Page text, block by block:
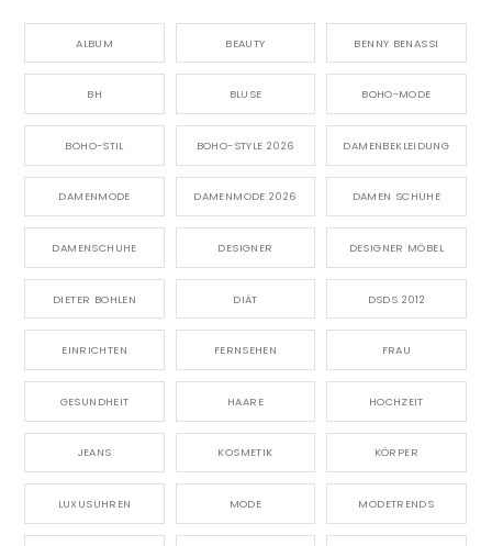
ALBUM BEAUTY BENNY BENASSI
BH BLUSE BOHO-MODE
BOHO-STIL BOHO-STYLE 2026 DAMENBEKLEIDUNG
DAMENMODE DAMENMODE 2026 DAMEN SCHUHE
DAMENSCHUHE DESIGNER DESIGNER MÖBEL
DIETER BOHLEN DIÄT DSDS 2012
EINRICHTEN FERNSEHEN FRAU
GESUNDHEIT HAARE HOCHZEIT
JEANS KOSMETIK KÖRPER
LUXUSUHREN MODE MODETRENDS